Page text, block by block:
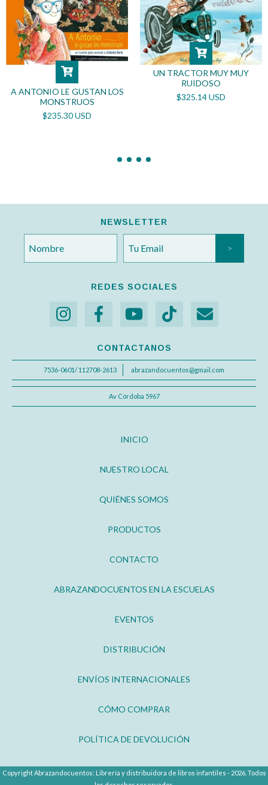
A ANTONIO LE GUSTAN LOS
MONSTRUOS
$235.30 USD
UN TRACTOR MUY MUY
RUIDOSO
$325.14 USD
NEWSLETTER
REDES SOCIALES
CONTACTANOS
7536-0601/ 112708-2613 abrazandocuentos@gmail.com
Av Córdoba 5967
INICIO
NUESTRO LOCAL
QUIÉNES SOMOS
PRODUCTOS
CONTACTO
ABRAZANDOCUENTOS EN LA ESCUELAS
EVENTOS
DISTRIBUCIÓN
ENVÍOS INTERNACIONALES
CÓMO COMPRAR
POLÍTICA DE DEVOLUCIÓN
Copyright Abrazandocuentos: Librería y distribuidora de libros infantiles - 2026. Todos